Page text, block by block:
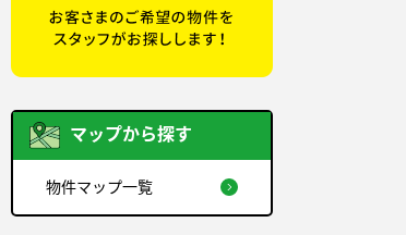
マップから探す
物件マップ一覧